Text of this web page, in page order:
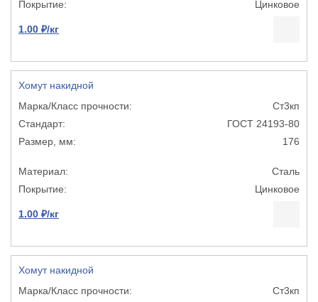
Цинковое
1.00 ₽/кг
Хомут накидной
Ст3кп
ГОСТ 24193-80
176
Сталь
Цинковое
1.00 ₽/кг
Хомут накидной
Ст3кп